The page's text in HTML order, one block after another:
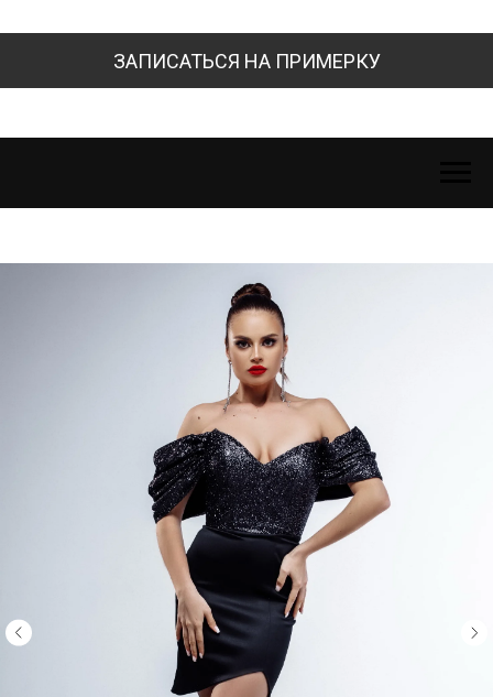
ЗАПИСАТЬСЯ НА ПРИМЕРКУ